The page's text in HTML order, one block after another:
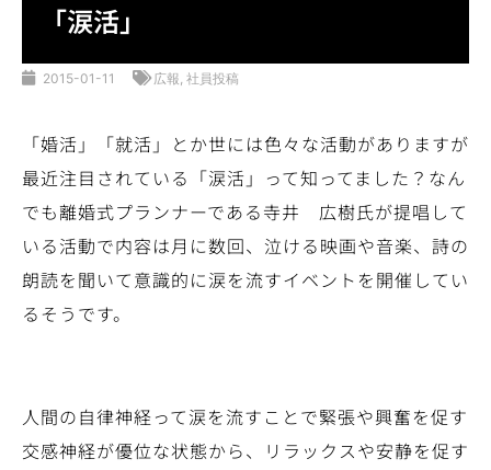
「涙活」
2015-01-11 広報, 社員投稿
「婚活」「就活」とか世には色々な活動がありますが
最近注目されている「涙活」って知ってました？なん
でも離婚式プランナーである寺井 広樹氏が提唱して
いる活動で内容は月に数回、泣ける映画や音楽、詩の
朗読を聞いて意識的に涙を流すイベントを開催してい
るそうです。
人間の自律神経って涙を流すことで緊張や興奮を促す
交感神経が優位な状態から、リラックスや安静を促す